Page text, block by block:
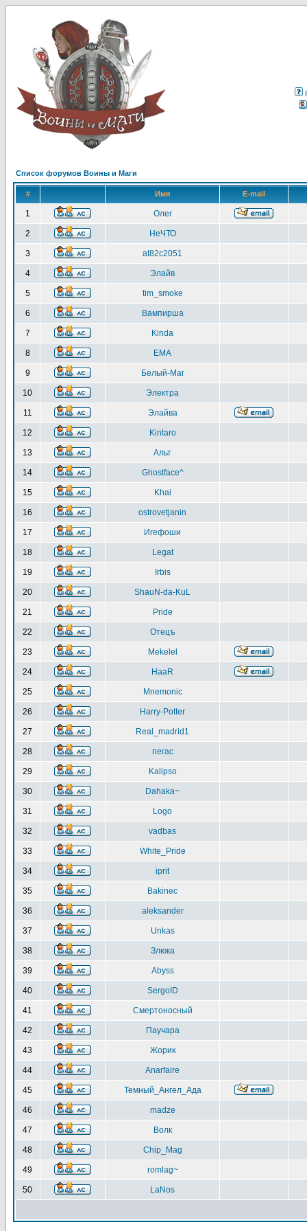
Список форумов Воины и Маги
# Имя E-mail
1 Олег
2 НеЧТО
3 at82c2051
4 Элайв
5 tim_smoke
6 Вампирша
7 Kinda
8 EMA
9 Белый-Маг
10 Электра
11 Элайва
12 Kintaro
13 Альт
14 Ghostface^
15 Khai
16 ostrovetjanin
17 Игефоши
18 Legat
19 Irbis
20 ShauN-da-KuL
21 Pride
22 Отецъ
23 Mekelel
24 HaaR
25 Mnemonic
26 Harry-Potter
27 Real_madrid1
28 пегас
29 Kalipso
30 Dahaka~
31 Logo
32 vadbas
33 White_Pride
34 iprit
35 Bakinec
36 aleksander
37 Unkas
38 Злюка
39 Abyss
40 SergoID
41 Смертоносный
42 Паучара
43 Жорик
44 Anarfaire
45 Темный_Ангел_Ада
46 madze
47 Волк
48 Chip_Mag
49 romlag~
50 LaNos